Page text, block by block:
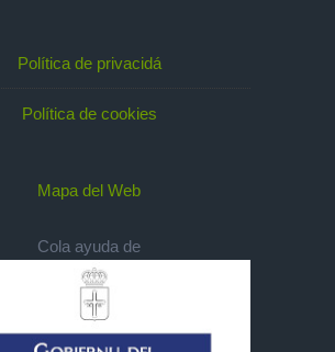
Política de privacidá
Política de cookies
Mapa del Web
Cola ayuda de